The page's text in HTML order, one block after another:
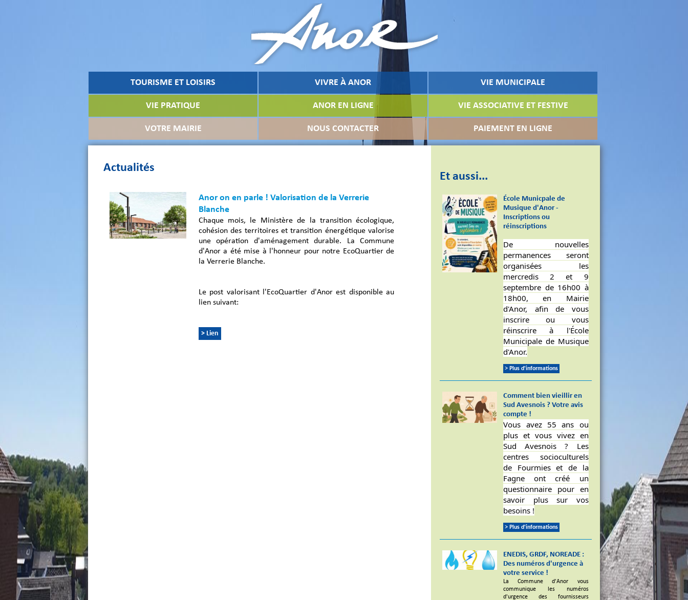
TOURISME ET LOISIRS VIVRE À ANOR VIE MUNICIPALE
VIE PRATIQUE ANOR EN LIGNE VIE ASSOCIATIVE ET FESTIVE
VOTRE MAIRIE NOUS CONTACTER PAIEMENT EN LIGNE
Et aussi...
École Municpale de
Musique d'Anor -
Inscriptions ou
réinscriptions
De nouvelles
permanences seront
organisées les
mercredis 2 et 9
septembre de 16h00 à
18h00, en Mairie
d'Anor, afin de vous
inscrire ou vous
réinscrire à l'École
Municipale de Musique
d'Anor.
> Plus d'informations
Comment bien vieillir en
Sud Avesnois ? Votre avis
compte !
Vous avez 55 ans ou
plus et vous vivez en
Sud Avesnois ? Les
centres socioculturels
de Fourmies et de la
Fagne ont créé un
questionnaire pour en
savoir plus sur vos
besoins !
> Plus d'informations
ENEDIS, GRDF, NOREADE :
Des numéros d'urgence à
votre service !
La Commune d'Anor vous
communique les numéros
d'urgence des fournisseurs
Actualités
Anor on en parle ! Valorisation de la Verrerie
Blanche
Chaque mois, le Ministère de la transition écologique,
cohésion des territoires et transition énergétique valorise
une opération d'aménagement durable. La Commune
d'Anor a été mise à l'honneur pour notre EcoQuartier de
la Verrerie Blanche.
Le post valorisant l'EcoQuartier d'Anor est disponible au
lien suivant:
> Lien